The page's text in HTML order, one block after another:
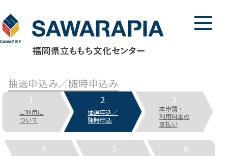
メニュ
抽選申込み／随時申込み
1
ご利用に
ついて
2
抽選申込／
随時申込
3
本申請・
利用料金の
支払い
4 5 6